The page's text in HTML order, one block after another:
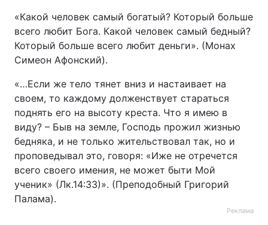
«Какой человек самый богатый? Который больше
всего любит Бога. Какой человек самый бедный?
Который больше всего любит деньги». (Монах
Симеон Афонский).
«…Если же тело тянет вниз и настаивает на
своем, то каждому долженствует стараться
поднять его на высоту креста. Что я имею в
виду? – Быв на земле, Господь прожил жизнью
бедняка, и не только жительствовал так, но и
проповедывал это, говоря: «Иже не отречется
всего своего имения, не может быти Мой
ученик» (Лк.14:33)». (Преподобный Григорий
Палама).
Реклама